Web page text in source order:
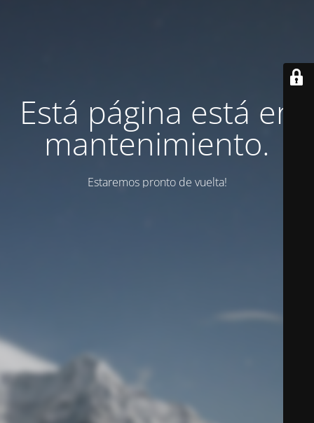
Está página está en
mantenimiento.
Estaremos pronto de vuelta!